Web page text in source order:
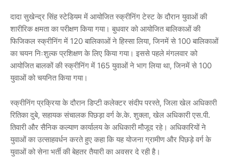
दादा सुखेन्द्र सिंह स्टेडियम में आयोजित स्क्रीनिंग टेस्ट के दौरान युवाओं की
शारीरिक क्षमता का परीक्षण किया गया। बुधवार को आयोजित बालिकाओं की
फिजिकल स्क्रीनिंग में 120 बालिकाओं ने हिस्सा लिया, जिनमें से 100 बालिकाओं
का चयन निःशुल्क प्रशिक्षण के लिए किया गया। इससे पहले मंगलवार को
आयोजित बालकों की स्क्रीनिंग में 165 युवाओं ने भाग लिया था, जिनमें से 100
युवाओं को चयनित किया गया।
स्क्रीनिंग प्रक्रिया के दौरान डिप्टी कलेक्टर संदीप परस्ते, जिला खेल अधिकारी
रितिका दुबे, सहायक संचालक पिछड़ा वर्ग के.के. शुक्ला, खेल अधिकारी एस.पी.
तिवारी और सैनिक कल्याण कार्यालय के अधिकारी मौजूद रहे। अधिकारियों ने
युवाओं का उत्साहवर्धन करते हुए कहा कि यह योजना ग्रामीण और पिछड़े वर्ग के
युवाओं को सेना भर्ती की बेहतर तैयारी का अवसर दे रही है।